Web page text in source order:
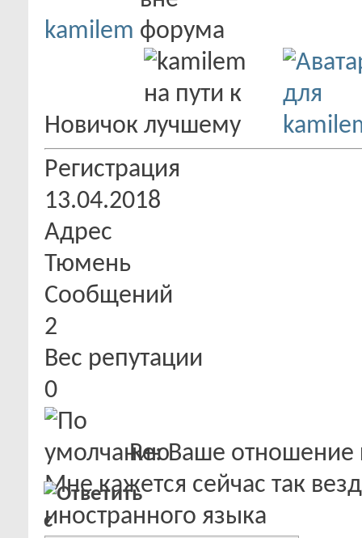
kamilem
Новичок
Регистрация
13.04.2018
Адрес
Тюмень
Сообщений
2
Вес репутации
0
Re: Ваше отношение
Мне кажется сейчас так
иностранного языка